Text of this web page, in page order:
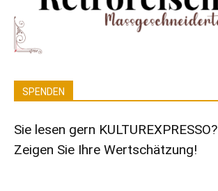
SPENDEN
Sie lesen gern KULTUREXPRESSO?
Zeigen Sie Ihre Wertschätzung!